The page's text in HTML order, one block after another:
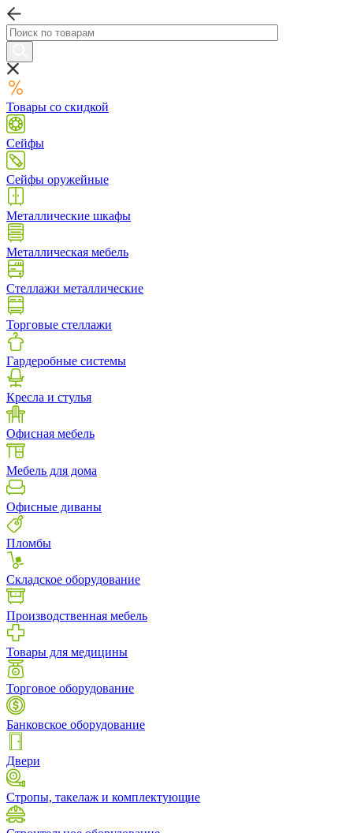
Товары со скидкой
Сейфы
Сейфы оружейные
Металлические шкафы
Металлическая мебель
Стеллажи металлические
Торговые стеллажи
Гардеробные системы
Кресла и стулья
Офисная мебель
Мебель для дома
Офисные диваны
Пломбы
Складское оборудование
Производственная мебель
Товары для медицины
Торговое оборудование
Банковское оборудование
Двери
Стропы, такелаж и комплектующие